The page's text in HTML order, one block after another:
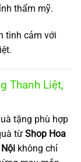
thẩm mỹ.
tình cảm với
Thanh Liệt,
tặng phù hợp
từ Shop Hoa
không chỉ